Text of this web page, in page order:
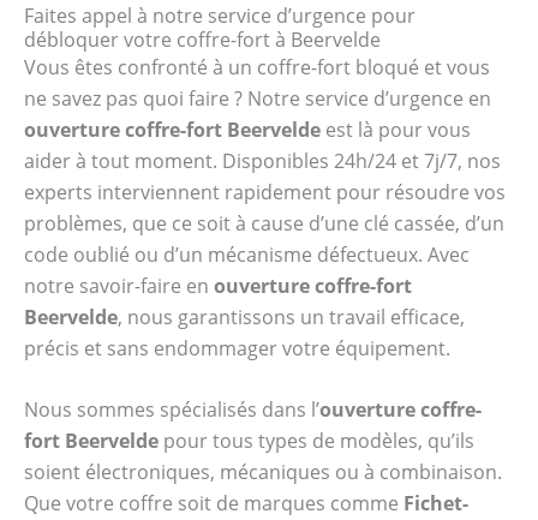
Faites appel à notre service d’urgence pour
débloquer votre coffre-fort à Beervelde
Vous êtes confronté à un coffre-fort bloqué et vous
ne savez pas quoi faire ? Notre service d’urgence en
ouverture coffre-fort Beervelde est là pour vous
aider à tout moment. Disponibles 24h/24 et 7j/7, nos
experts interviennent rapidement pour résoudre vos
problèmes, que ce soit à cause d’une clé cassée, d’un
code oublié ou d’un mécanisme défectueux. Avec
notre savoir-faire en ouverture coffre-fort
Beervelde, nous garantissons un travail efficace,
précis et sans endommager votre équipement.
Nous sommes spécialisés dans l’ouverture coffre-
fort Beervelde pour tous types de modèles, qu’ils
soient électroniques, mécaniques ou à combinaison.
Que votre coffre soit de marques comme Fichet-